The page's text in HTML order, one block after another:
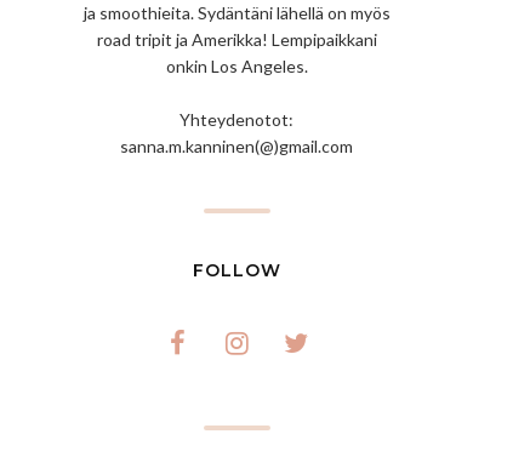
ja smoothieita. Sydäntäni lähellä on myös
road tripit ja Amerikka! Lempipaikkani
onkin Los Angeles.
Yhteydenotot:
sanna.m.kanninen(@)gmail.com
FOLLOW